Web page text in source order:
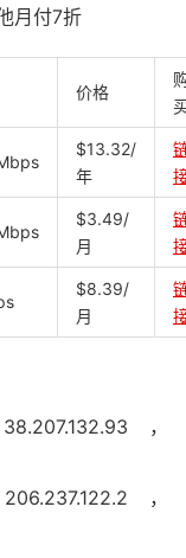
月付7折
价格
$13.32/
年
$3.49/
月
$8.39/
月
，
，